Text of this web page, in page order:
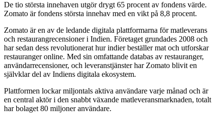
De tio största innehaven utgör drygt 65 procent av fondens värde.
Zomato är fondens största innehav med en vikt på 8,8 procent.
Zomato är en av de ledande digitala plattformarna för matleverans
och restaurangrecensioner i Indien. Företaget grundades 2008 och
har sedan dess revolutionerat hur indier beställer mat och utforskar
restauranger online. Med sin omfattande databas av restauranger,
användarrecensioner, och leveranstjänster har Zomato blivit en
självklar del av Indiens digitala ekosystem.
Plattformen lockar miljontals aktiva användare varje månad och är
en central aktör i den snabbt växande matleveransmarknaden, totalt
har bolaget 80 miljoner användare.